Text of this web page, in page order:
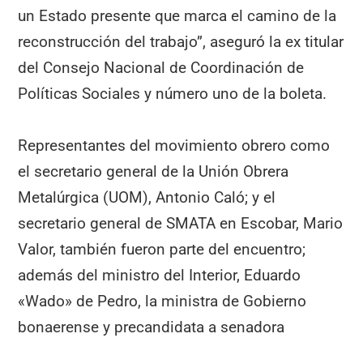
un Estado presente que marca el camino de la
reconstrucción del trabajo”, aseguró la ex titular
del Consejo Nacional de Coordinación de
Políticas Sociales y número uno de la boleta.
Representantes del movimiento obrero como
el secretario general de la Unión Obrera
Metalúrgica (UOM), Antonio Caló; y el
secretario general de SMATA en Escobar, Mario
Valor, también fueron parte del encuentro;
además del ministro del Interior, Eduardo
«Wado» de Pedro, la ministra de Gobierno
bonaerense y precandidata a senadora